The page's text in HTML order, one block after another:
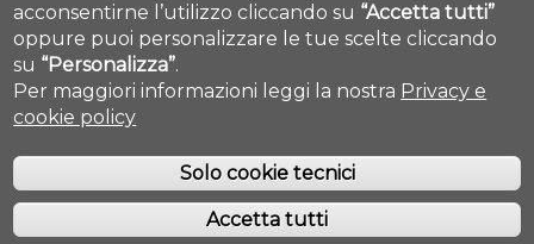
Mappa Campus Pescara
Cookie settings
COPYRIGHT © 2019. ALL RIGHTS RESERVED - UNIVERSITÀ DEGLI STUDI
acconsentirne l’utilizzo cliccando su “Accetta tutti”
oppure puoi personalizzare le tue scelte cliccando
su “Personalizza”.
Per maggiori informazioni leggi la nostra Privacy e
cookie policy
Solo cookie tecnici
Accetta tutti